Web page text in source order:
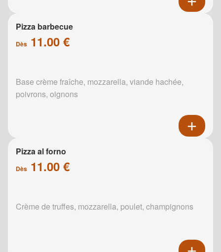
Pizza barbecue
Dès 11.00 €
Base crème fraîche, mozzarella, viande hachée,
poivrons, oignons
Pizza al forno
Dès 11.00 €
Crème de truffes, mozzarella, poulet, champignons